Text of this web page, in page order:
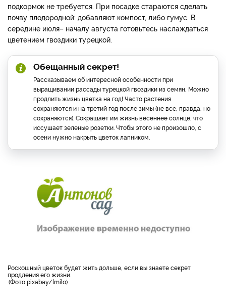
подкормок не требуется. При посадке стараются сделать
почву плодородной: добавляют компост, либо гумус. В
середине июля– началу августа готовьтесь наслаждаться
цветением гвоздики турецкой.
Обещанный секрет!
Рассказываем об интересной особенности при
выращивании рассады турецкой гвоздики из семян. Можно
продлить жизнь цветка на год! Часто растения
сохраняются и на третий год после зимы (не все, правда, но
сохраняются). Сокращает им жизнь весеннее солнце, что
иссушает зеленые розетки. Чтобы этого не произошло, с
осени нужно накрыть цветок лапником.
Роскошный цветок будет жить дольше, если вы знаете секрет
продления его жизни.
Фото pixabay/lmilo